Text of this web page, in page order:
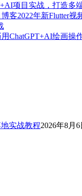
项目实战，打造多
2022年新Flutter
用ChatGPT+AI绘画操
实战教程2026年8月6